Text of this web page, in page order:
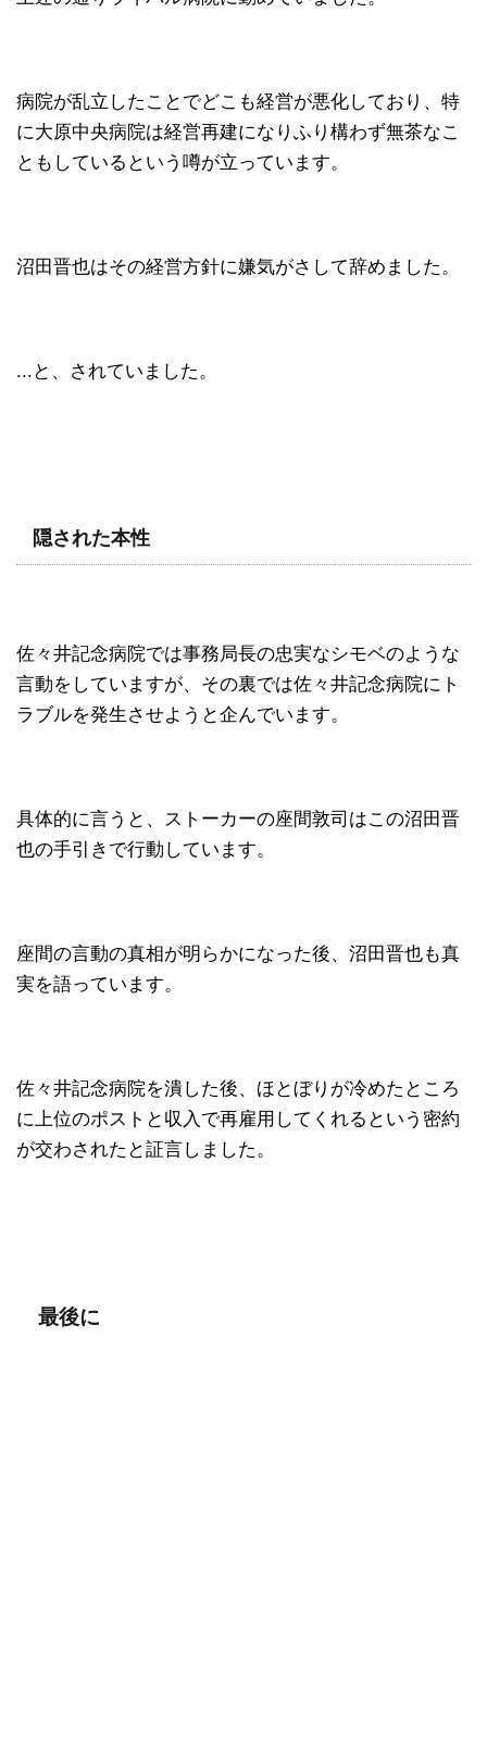
病院が乱立したことでどこも経営が悪化しており、特
に大原中央病院は経営再建になりふり構わず無茶なこ
ともしているという噂が立っています。
沼田晋也はその経営方針に嫌気がさして辞めました。
...と、されていました。
隠された本性
佐々井記念病院では事務局長の忠実なシモベのような
言動をしていますが、その裏では佐々井記念病院にト
ラブルを発生させようと企んでいます。
具体的に言うと、ストーカーの座間敦司はこの沼田晋
也の手引きで行動しています。
座間の言動の真相が明らかになった後、沼田晋也も真
実を語っています。
佐々井記念病院を潰した後、ほとぼりが冷めたところ
に上位のポストと収入で再雇用してくれるという密約
が交わされたと証言しました。
最後に